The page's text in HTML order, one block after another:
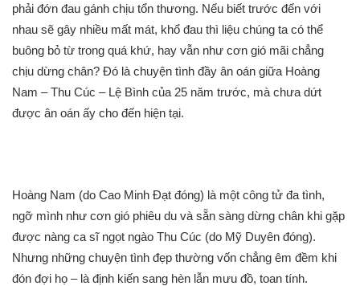
phải đớn đau gánh chịu tổn thương. Nếu biết trước đến với
nhau sẽ gây nhiều mất mát, khổ đau thì liệu chúng ta có thể
buông bỏ từ trong quá khứ, hay vẫn như cơn gió mãi chẳng
chịu dừng chân? Đó là chuyện tình đầy ân oán giữa Hoàng
Nam – Thu Cúc – Lệ Bình của 25 năm trước, mà chưa dứt
được ân oán ấy cho đến hiện tại.
Hoàng Nam (do Cao Minh Đạt đóng) là một công tử đa tình,
ngỡ mình như cơn gió phiêu du và sẵn sàng dừng chân khi gặp
được nàng ca sĩ ngọt ngào Thu Cúc (do Mỹ Duyên đóng).
Nhưng những chuyện tình đẹp thường vốn chẳng êm đềm khi
đón đợi họ – là định kiến sang hèn lẫn mưu đồ, toan tính.